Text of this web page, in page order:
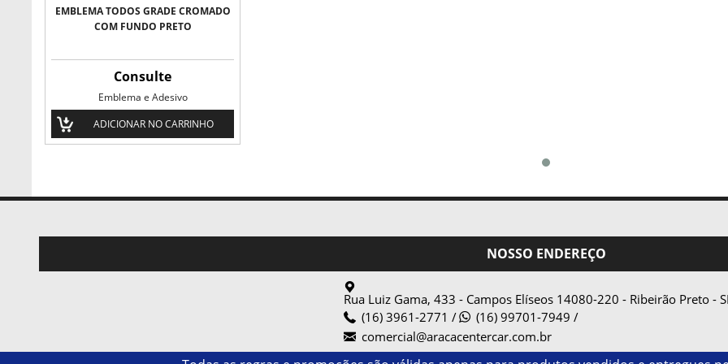
EMBLEMA TODOS GRADE CROMADO
COM FUNDO PRETO
Consulte
Emblema e Adesivo
ADICIONAR NO CARRINHO
NOSSO ENDEREÇO
Rua Luiz Gama, 433 - Campos Elíseos 14080-220 - Ribeirão Preto-
(16) 3961-2771 /
(16) 99701-7949 /
comercial@aracacentercar.com.br